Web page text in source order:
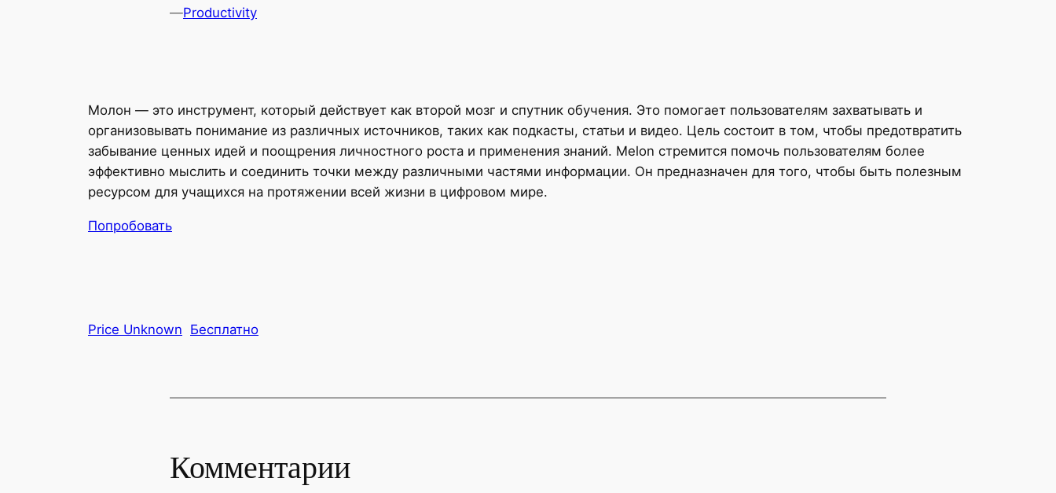
—Productivity
Молон — это инструмент, который действует как второй мозг и спутник обучения. Это помогает пользователям захватывать и
организовывать понимание из различных источников, таких как подкасты, статьи и видео. Цель состоит в том, чтобы предотвратить
забывание ценных идей и поощрения личностного роста и применения знаний. Melon стремится помочь пользователям более
эффективно мыслить и соединить точки между различными частями информации. Он предназначен для того, чтобы быть полезным
ресурсом для учащихся на протяжении всей жизни в цифровом мире.
Попробовать
Price Unknown Бесплатно
Комментарии